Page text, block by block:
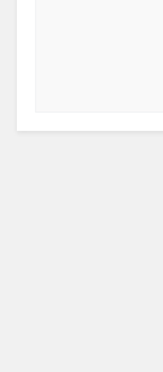
Challenger